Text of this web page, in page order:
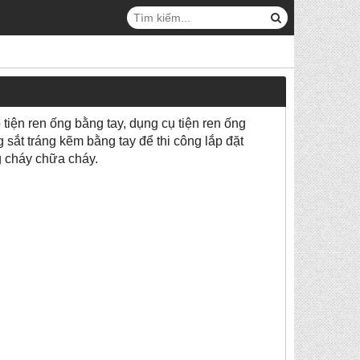
ren ống bằng tay, dụng cụ tiện ren ống
tráng kẽm bằng tay để thi công lắp đặt
chữa cháy.